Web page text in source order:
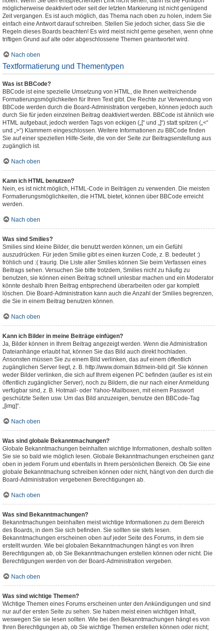
möglicherweise deaktiviert oder seit der letzten Markierung ist nicht genügend
Zeit vergangen. Es ist auch möglich, das Thema nach oben zu holen, indem Sie
einfach eine Antwort darauf schreiben. Stellen Sie jedoch sicher, dass Sie die
Regeln dieses Boards beachten! Es wird meist nicht gerne gesehen, wenn ohne
triftigen Grund auf alte oder abgeschlossene Themen geantwortet wird.
Nach oben
Textformatierung und Thementypen
Was ist BBCode?
BBCode ist eine spezielle Umsetzung von HTML, die Ihnen weitreichende
Formatierungsmöglichkeiten für Ihren Text gibt. Die Rechte zur Verwendung von
BBCode werden durch die Board-Administration vergeben, können jedoch auch
durch Sie für jeden einzelnen Beitrag deaktiviert werden. BBCode ist ähnlich wie
HTML aufgebaut, jedoch werden Tags von eckigen („[“ und „]“) statt spitzen („<“
und „>“) Klammern eingeschlossen. Weitere Informationen zu BBCode finden
Sie auf einer speziellen Hilfe-Seite, die von der Seite zur Beitragserstellung aus
zugänglich ist.
Nach oben
Kann ich HTML benutzen?
Nein, es ist nicht möglich, HTML-Code in Beiträgen zu verwenden. Die meisten
Formatierungsmöglichkeiten, die HTML bietet, können über BBCode erreicht
werden.
Nach oben
Was sind Smilies?
Smilies sind kleine Bilder, die benutzt werden können, um ein Gefühl
auszudrücken. Für jeden Smilie gibt es einen kurzen Code, z. B. bedeutet :)
fröhlich und :( traurig. Die Liste aller Smilies können Sie beim Verfassen eines
Beitrags sehen. Versuchen Sie bitte trotzdem, Smilies nicht zu häufig zu
benutzen, sie können einen Beitrag schnell unlesbar machen und ein Moderator
könnte deshalb Ihren Beitrag entsprechend überarbeiten oder gar komplett
löschen. Die Board-Administration kann auch die Anzahl der Smilies begrenzen,
die Sie in einem Beitrag benutzen können.
Nach oben
Kann ich Bilder in meine Beiträge einfügen?
Ja, Bilder können in Ihrem Beitrag angezeigt werden. Wenn die Administration
Dateianhänge erlaubt hat, können Sie das Bild auch direkt hochladen.
Ansonsten müssen Sie zu einem Bild verlinken, das auf einem öffentlich
zugänglichen Server liegt, z. B. http://www.domain.tld/mein-bild.gif. Sie können
weder Bilder verlinken, die sich auf Ihrem eigenen PC befinden (außer es ist ein
öffentlich zugänglicher Server), noch zu Bildern, die nur nach einer Anmeldung
verfügbar sind, z. B. Hotmail- oder Yahoo-Mailboxen, mit einem Passwort
geschützte Seiten usw. Um das Bild anzuzeigen, benutze den BBCode-Tag
„[img]“.
Nach oben
Was sind globale Bekanntmachungen?
Globale Bekanntmachungen beinhalten wichtige Informationen, deshalb sollten
Sie sie so bald wie möglich lesen. Globale Bekanntmachungen erscheinen ganz
oben in jedem Forum und ebenfalls in Ihrem persönlichen Bereich. Ob Sie eine
globale Bekanntmachung schreiben können oder nicht, hängt von den durch die
Board-Administration vergebenen Berechtigungen ab.
Nach oben
Was sind Bekanntmachungen?
Bekanntmachungen beinhalten meist wichtige Informationen zu dem Bereich
des Boards, in dem Sie sich befinden. Sie sollten sie stets lesen.
Bekanntmachungen erscheinen oben auf jeder Seite des Forums, in dem sie
erstellt wurden. Wie bei globalen Bekanntmachungen hängt es von Ihren
Berechtigungen ab, ob Sie Bekanntmachungen erstellen können oder nicht. Die
Berechtigungen werden von der Board-Administration vergeben.
Nach oben
Was sind wichtige Themen?
Wichtige Themen eines Forums erscheinen unter den Ankündigungen und sind
nur auf der ersten Seite zu sehen. Sie haben meist einen wichtigen Inhalt,
weswegen Sie sie lesen sollten. Wie bei den Bekanntmachungen hängt es von
Ihren Berechtigungen ab, ob Sie wichtige Themen erstellen können oder nicht;